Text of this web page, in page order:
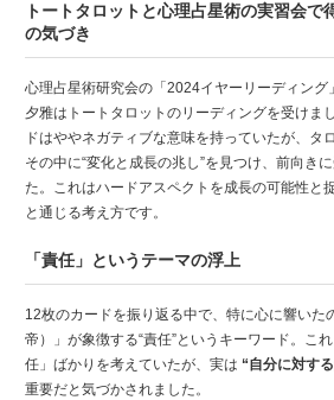
トートタロットと心理占星術の実習会で
の気づき
心理占星術研究会の「2024イヤーリーディング
夕雅はトートタロットのリーディングを受けま
ドはややネガティブな意味を持っていたが、タ
その中に“変化と成長の兆し”を見つけ、前向き
た。これはハードアスペクトを成長の可能性と
と通じる考え方です。
「責任」というテーマの浮上
12枚のカードを振り返る中で、特に心に響いた
帝）」が象徴する“責任”というキーワード。こ
任」ばかりを考えていたが、実は “自分に対す
重要だと気づかされました。